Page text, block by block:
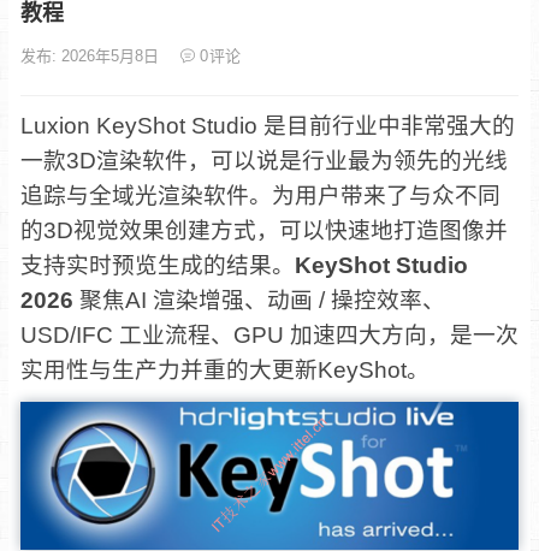
教程
发布: 2026年5月8日 0评论
‌‌Luxion KeyShot Studio 是目前行业中非常强大的
一款3D渲染软件，可以说是行业最为领先的光线
追踪与全域光渲染软件。为用户带来了与众不同
的3D视觉效果创建方式，可以快速地打造图像并
支持实时预览生成的结果。 KeyShot Studio
2026 聚焦AI 渲染增强、动画 / 操控效率、
USD/IFC 工业流程、GPU 加速四大方向，是一次
实用性与生产力并重的大更新KeyShot。